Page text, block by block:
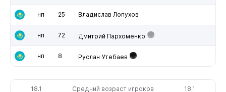
нп 25 Владислав Лопухов
нп 72 Дмитрий Пархоменко
нп 8 Руслан Утебаев
18.1 Средний возраст игроков 18.1